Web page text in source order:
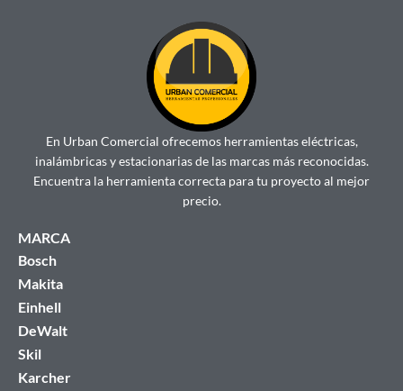
En Urban Comercial ofrecemos herramientas eléctricas,
inalámbricas y estacionarias de las marcas más reconocidas.
Encuentra la herramienta correcta para tu proyecto al mejor
precio.
MARCA
Bosch
Makita
Einhell
DeWalt
Skil
Karcher